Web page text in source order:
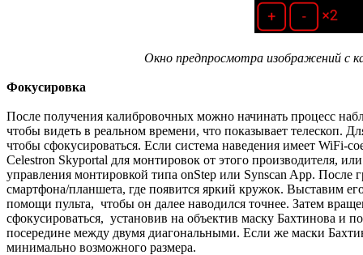
Окно предпросмотра изображений с
Фокусировка
После получения калибровочных можно начинать процесс
чтобы видеть в реальном времени, что показывает телескоп.
чтобы сфокусироваться. Если система наведения имеет WiFi-
Celestron Skyportal для монтировок от этого производителя,
управления монтировкой типа onStep или Synscan App. После
смартфона/планшета, где появится яркий кружок. Выставим
помощи пульта, чтобы он далее наводился точнее. Затем
сфокусироваться, установив на объектив маску Бахтинова и
посередине между двумя диагональными. Если же маски
минимально возможного размера.